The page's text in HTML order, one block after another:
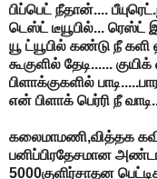
பிப்பெட் நீதான்....
டெஸ்ட் டீயூபில்...
யூ ட்யூபில் கண்டு நீ
கூகுளில் தேடி......
பிளாக்குகளில்
என் பிளாக் பெர்ரி நீ
கலைமாமணி,வித்தக
பனிப்பிரதேசமான
5000குளிர்சாதன